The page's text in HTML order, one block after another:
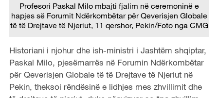
Profesori Paskal Milo mbajti fjalim në ceremoninë e
hapjes së Forumit Ndërkombëtar për Qeverisjen Globale
të të Drejtave të Njeriut, 11 qershor, Pekin/Foto nga CMG
Historiani i njohur dhe ish-ministri i Jashtëm shqiptar,
Paskal Milo, pjesëmarrës në Forumin Ndërkombëtar
për Qeverisjen Globale të të Drejtave të Njeriut në
Pekin, theksoi rëndësinë e lidhjes mes zhvillimit dhe